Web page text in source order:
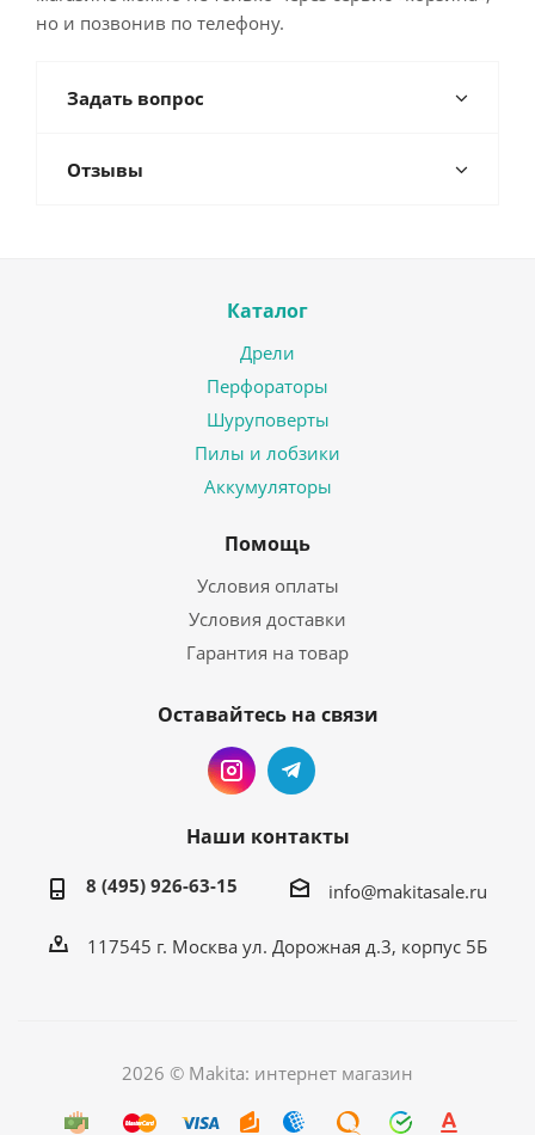
но и позвонив по телефону.
Задать вопрос
Отзывы
Каталог
Дрели
Перфораторы
Шуруповерты
Пилы и лобзики
Аккумуляторы
Помощь
Условия оплаты
Условия доставки
Гарантия на товар
Оставайтесь на связи
Наши контакты
8 (495) 926-63-15 info@makitasale.ru
117545 г. Москва ул. Дорожная д.3, корпус 5Б
2026 © Makita: интернет магазин